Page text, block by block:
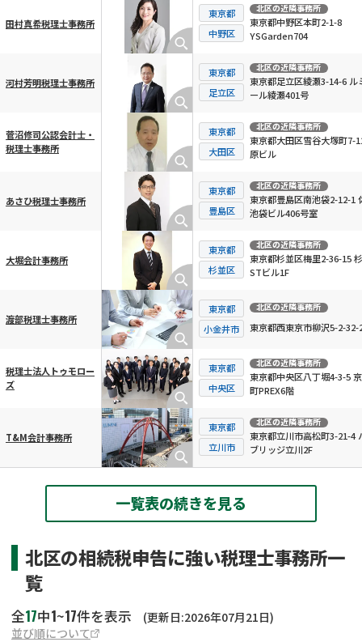
田村真希税理士事務所
東京都
中野区
北区の近隣事務所
東京都中野区本町2-1-8
YSGarden704
河村芳明税理士事務所
東京都
足立区
北区の近隣事務所
東京都足立区綾瀬3-14-6 ル
ール綾瀬401号
菅沼修司公認会計士・
税理士事務所
東京都
大田区
北区の近隣事務所
東京都大田区雪谷大塚町7-
原ビル
あさひ税理士事務所
東京都
豊島区
北区の近隣事務所
東京都豊島区南池袋2-12-1
池袋ビル406号室
大堀会計事務所
東京都
杉並区
北区の近隣事務所
東京都杉並区梅里2-36-15
STビル1F
渡部税理士事務所
東京都
小金井市
北区の近隣事務所
東京都西東京市柳沢5-2-32-
税理士法人トゥモロー
ズ
東京都
中央区
北区の近隣事務所
東京都中央区八丁堀4-3-5
町PREX6階
T&M会計事務所
東京都
立川市
北区の近隣事務所
東京都立川市高松町3-21-4
ブリッジ立川2F
一覧表の続きを見る
北区の相続税申告に強い税理士事務所一
覧
全17中1~17件を表示
(更新日:2026年07月21日)
並び順について